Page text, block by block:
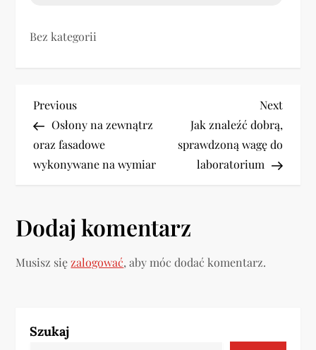
Bez kategorii
N
a
w
g
a
j
Previous
Post
Previous
Osłony na zewnątrz
oraz fasadowe
wykonywane na wymiar
Next
Next
Jak znaleźć dobrą,
sprawdzoną wagę do
laboratorium
Dodaj komentarz
Musisz sięzalogować, aby móc dodać komentarz.
Szukaj